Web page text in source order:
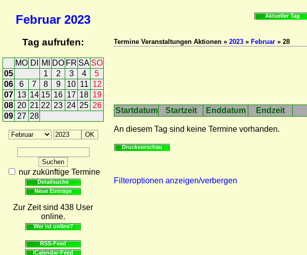
Februar 2023
Tag aufrufen:
MO DI MI DO FR SA SO
05
1 2 3 4
5
06
6 7 8 9 10 11 12
07 13 14 15 16 17 18 19
08 20 21 22 23 24 25 26
09 27 28
nur zukünftige Termine
Detailsuche
Neue Einträge
Zur Zeit sind 438 User
online.
Wer ist online?
RSS-Feed
iCalendar-Feed
Aktueller Tag
Termine Veranstaltungen Aktionen » 2023 » Februar » 28
Startdatum Startzeit Enddatum Endzeit
An diesem Tag sind keine Termine vorhanden.
Druckvorschau
Filteroptionen anzeigen/verbergen